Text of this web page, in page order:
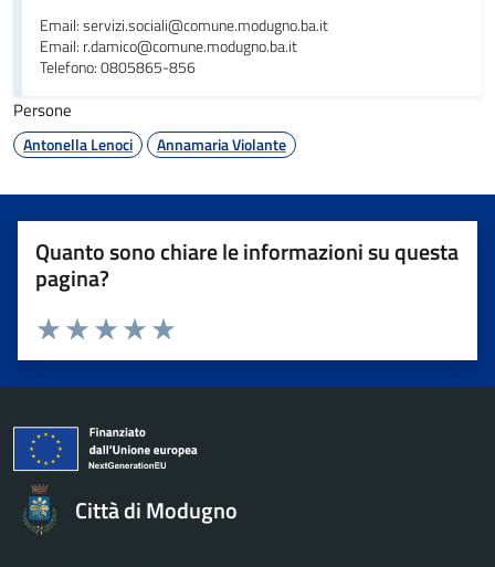
Email: servizi.sociali@comune.modugno.ba.it
Email: r.damico@comune.modugno.ba.it
Telefono: 0805865-856
Persone
Antonella Lenoci Annamaria Violante
Quanto sono chiare le informazioni su questa
pagina?
Valuta da 1 a 5 stelle la pagina
Valuta 5 stelle su 5
Valuta 4 stelle su 5
Valuta 3 stelle su 5
Valuta 2 stelle su 5
Valuta 1 stelle su 5
Città di Modugno